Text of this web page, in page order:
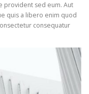
provident sed eum. Aut
quis a libero enim quod
consequatur